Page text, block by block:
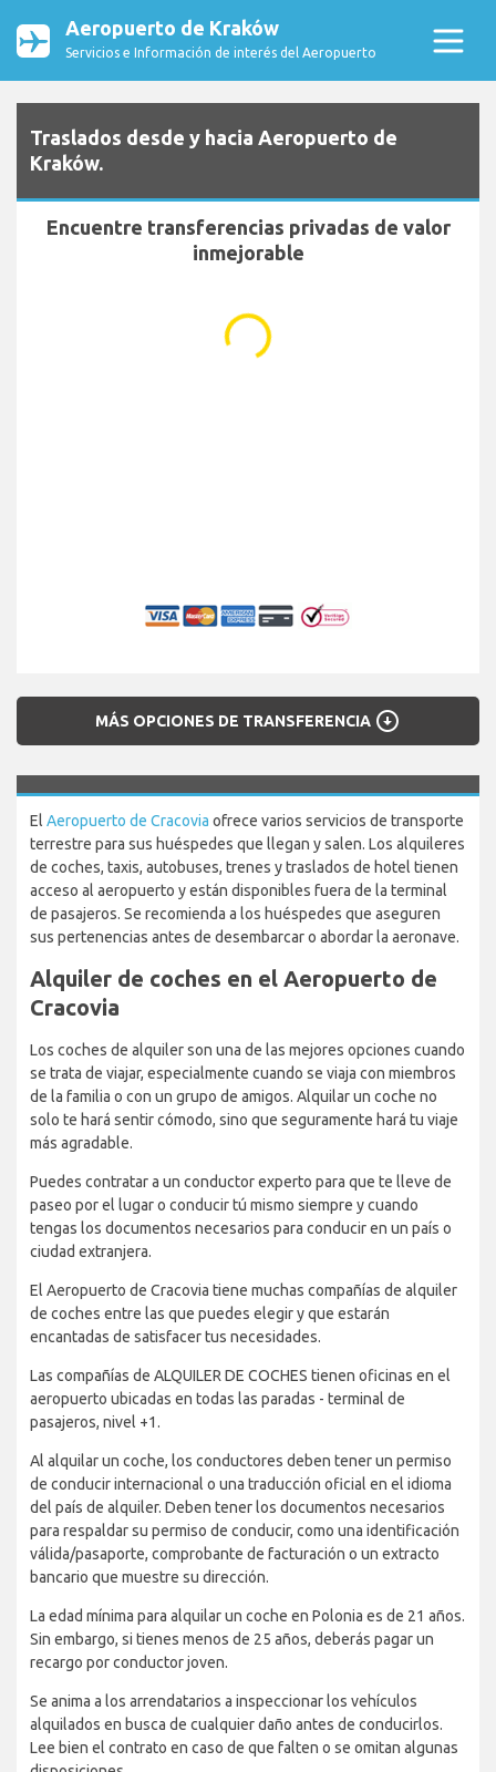
Aeropuerto de Kraków
Servicios e Información de interés del Aeropuerto
Traslados desde y hacia Aeropuerto de
Kraków.
Encuentre transferencias privadas de valor
inmejorable
...
MÁS OPCIONES DE TRANSFERENCIA arrow_circle_down
El Aeropuerto de Cracovia ofrece varios servicios de transporte
terrestre para sus huéspedes que llegan y salen. Los alquileres
de coches, taxis, autobuses, trenes y traslados de hotel tienen
acceso al aeropuerto y están disponibles fuera de la terminal
de pasajeros. Se recomienda a los huéspedes que aseguren
sus pertenencias antes de desembarcar o abordar la aeronave.
Alquiler de coches en el Aeropuerto de
Cracovia
Los coches de alquiler son una de las mejores opciones cuando
se trata de viajar, especialmente cuando se viaja con miembros
de la familia o con un grupo de amigos. Alquilar un coche no
solo te hará sentir cómodo, sino que seguramente hará tu viaje
más agradable.
Puedes contratar a un conductor experto para que te lleve de
paseo por el lugar o conducir tú mismo siempre y cuando
tengas los documentos necesarios para conducir en un país o
ciudad extranjera.
El Aeropuerto de Cracovia tiene muchas compañías de alquiler
de coches entre las que puedes elegir y que estarán
encantadas de satisfacer tus necesidades.
Las compañías de ALQUILER DE COCHES tienen oficinas en el
aeropuerto ubicadas en todas las paradas - terminal de
pasajeros, nivel +1.
Al alquilar un coche, los conductores deben tener un permiso
de conducir internacional o una traducción oficial en el idioma
del país de alquiler. Deben tener los documentos necesarios
para respaldar su permiso de conducir, como una identificación
válida/pasaporte, comprobante de facturación o un extracto
bancario que muestre su dirección.
La edad mínima para alquilar un coche en Polonia es de 21 años.
Sin embargo, si tienes menos de 25 años, deberás pagar un
recargo por conductor joven.
Se anima a los arrendatarios a inspeccionar los vehículos
alquilados en busca de cualquier daño antes de conducirlos.
Lee bien el contrato en caso de que falten o se omitan algunas